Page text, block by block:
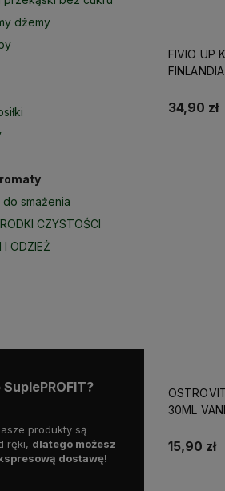
dżemy
do smażenia
CZYSTOŚCI
I ODZIEŻ
produkty są
ręki, dlatego możesz
dostawę!
129 zł!
FIVIO UP
34,90 zł
30ML
15,90 zł